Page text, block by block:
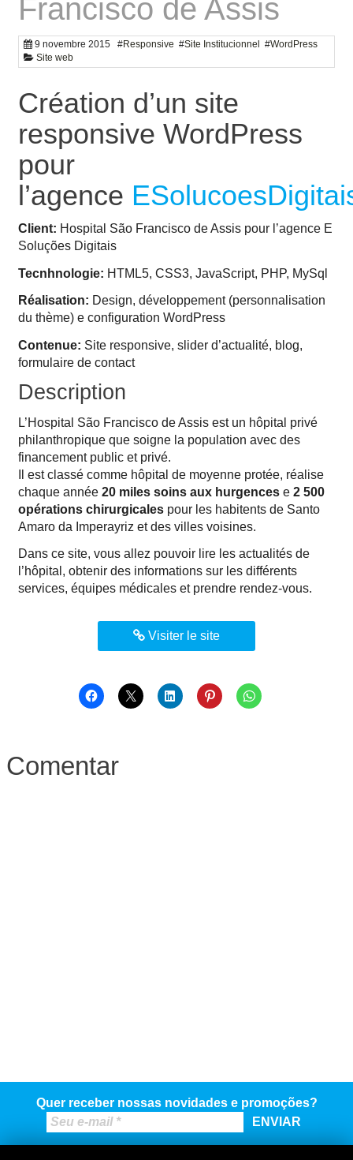
Francisco de Assis
9 novembre 2015 #Responsive #Site Institucionnel #WordPress
Site web
Création d’un site
responsive WordPress
pour
l’agence
Client: Hospital São Francisco de Assis pour l’agence E
Soluções Digitais
Tecnhnologie: HTML5, CSS3, JavaScript, PHP, MySql
Réalisation: Design, développement (personnalisation
du thème) e configuration WordPress
Contenue: Site responsive, slider d’actualité, blog,
formulaire de contact
Description
L’Hospital São Francisco de Assis est un hôpital privé
philanthropique que soigne la population avec des
financement public et privé.
Il est classé comme hôpital de moyenne protée, réalise
chaque année 20 miles soins aux hurgences e 2 500
opérations chirurgicales pour les habitents de Santo
Amaro da Imperayriz et des villes voisines.
Dans ce site, vous allez pouvoir lire les actualités de
l’hôpital, obtenir des informations sur les différents
services, équipes médicales et prendre rendez-vous.
Visiter le site
Comentar
Quer receber nossas novidades e promoções?